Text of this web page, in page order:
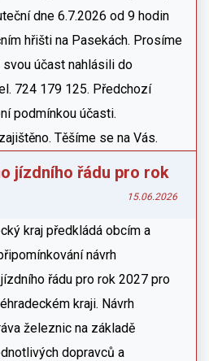
dne 6.7.2026 od 9 hodin
hřišti na Pasekách. Prosíme
svou účast nahlásili do
724 179 125. Předchozí
podmínkou účasti.
Těšíme se na Vás.
jízdního řádu pro rok
15.06.2026
kraj předkládá obcím a
návrh
řádu pro rok 2027 pro
kraji. Návrh
železnic na základě
dopravců a